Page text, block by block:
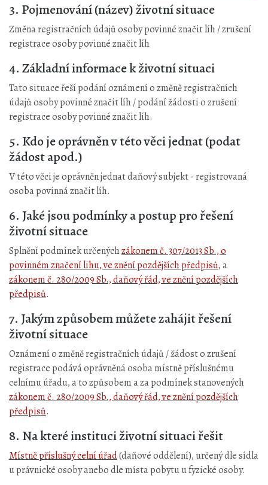
3. Pojmenování (název) životní situace
Změna registračních údajů osoby povinné značit líh / zrušení
registrace osoby povinné značit líh
4. Základní informace k životní situaci
Tato situace řeší podání oznámení o změně registračních
údajů osoby povinné značit líh / podání žádosti o zrušení
registrace osoby povinné značit líh.
5. Kdo je oprávněn v této věci jednat (podat
žádost apod.)
V této věci je oprávněn jednat daňový subjekt - registrovaná
osoba povinná značit líh.
6. Jaké jsou podmínky a postup pro řešení
životní situace
Splnění podmínek určenýchzákonem č. 307/2013 Sb., o
povinném značení lihu, ve znění pozdějších předpisů, a
zákonem č. 280/2009 Sb., daňový řád, ve znění pozdějších
předpisů.
7. Jakým způsobem můžete zahájit řešení
životní situace
Oznámení o změně registračních údajů / žádost o zrušení
registrace podává oprávněná osoba místně příslušnému
celnímu úřadu, a to způsobem a za podmínek stanovených
zákonem č. 280/2009 Sb., daňový řád, ve znění pozdějších
předpisů.
8. Na které instituci životní situaci řešit
Místně příslušný celní úřad(daňové oddělení), určený dle sídla
u právnické osoby anebo dle místa pobytu u fyzické osoby.